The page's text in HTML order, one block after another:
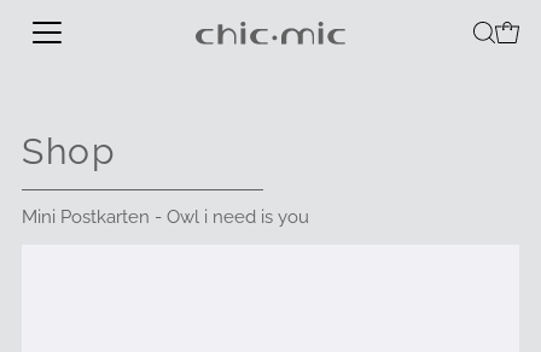
Shop
Mini Postkarten - Owl i need is you